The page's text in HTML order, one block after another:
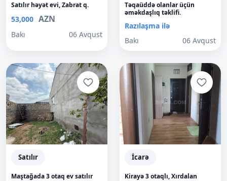
Satılır həyət evi, Zabrat q.
53,000 AZN
Bakı 06 Avqust
Təqaüddə olanlar üçün
əməkdaşlıq təklifi.
Razılaşma ilə
Bakı
06 Avqust
Satılır
Maştağada 3 otaq ev satılır
İcarə
Kirayə 3 otaqlı, Xırdalan